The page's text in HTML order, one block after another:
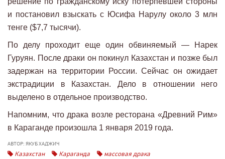
и постановил взыскать с Юсифа Нарулу около 3 млн
тенге ($7,7 тысячи).
По делу проходит еще один обвиняемый — Нарек
Гуруян. После драки он покинул Казахстан и позже был
задержан на территории России. Сейчас он ожидает
экстрадиции в Казахстан. Дело в отношении него
выделено в отдельное производство.
Напомним, что драка возле ресторана «Древний Рим»
в Караганде произошла 1 января 2019 года.
АВТОР: ЯКУБ ХАДЖИЧ
Казахстан Караганда массовая драка